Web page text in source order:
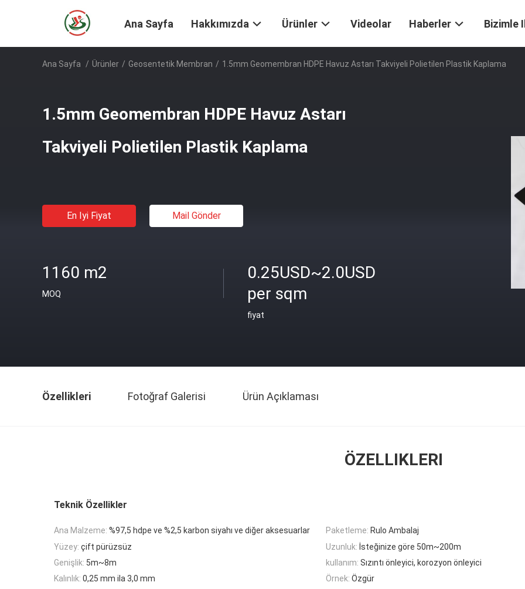
Ana Sayfa Hakkımızda Ürünler Videolar Haberler Bizimle
Ana Sayfa / Ürünler / Geosentetik Membran / 1.5mm Geomembran HDPE Havuz Astarı Takviyeli Polietilen Plastik Kaplama
1.5mm Geomembran HDPE Havuz Astarı
Takviyeli Polietilen Plastik Kaplama
En Iyi Fiyat Mail Gönder
1160 m2
MOQ
0.25USD~2.0USD
per sqm
fiyat
Özellikleri Fotoğraf Galerisi Ürün Açıklaması
ÖZELLIKLERI
Teknik Özellikler
Ana Malzeme: %97,5 hdpe ve %2,5 karbon siyahı ve diğer aksesuarlar Paketleme: Rulo Ambalaj
Yüzey: çift ​​pürüzsüz Uzunluk: İsteğinize göre 50m~200m
Genişlik: 5m~8m kullanım: Sızıntı önleyici, korozyon önleyici
Kalınlık: 0,25 mm ila 3,0 mm Örnek: Özgür